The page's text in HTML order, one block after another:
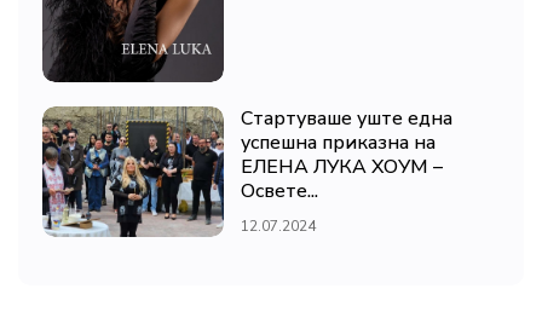
Стартуваше уште една
успешна приказна на
ЕЛЕНА ЛУКА ХОУМ –
Освете...
12.07.2024